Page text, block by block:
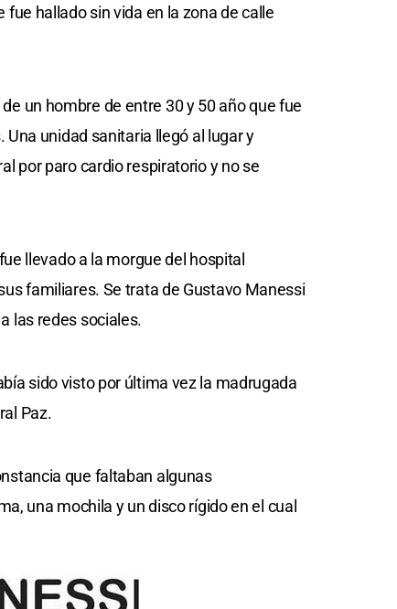
hallado sin vida en la zona de calle
un hombre de entre 30 y 50 año que fue
unidad sanitaria llegó al lugar y
por paro cardio respiratorio y no se
llevado a la morgue del hospital
familiares. Se trata de Gustavo Manessi
las redes sociales.
sido visto por última vez la madrugada
Paz.
que faltaban algunas
una mochila y un disco rígido en el cual